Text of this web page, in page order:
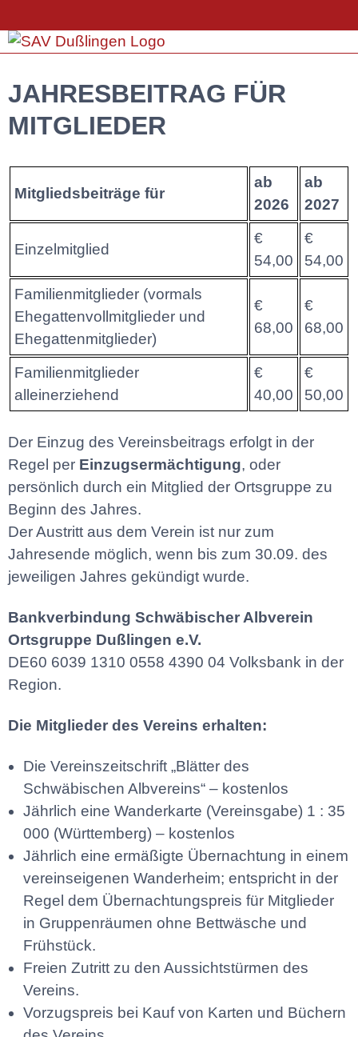
JAHRESBEITRAG FÜR
MITGLIEDER
Mitgliedsbeiträge für
ab
2026
ab
2027
Einzelmitglied
€
54,00
€
54,00
Familienmitglieder (vormals
Ehegattenvollmitglieder und
Ehegattenmitglieder)
€
68,00
€
68,00
Familienmitglieder
alleinerziehend
€
40,00
€
50,00
Der Einzug des Vereinsbeitrags erfolgt in der
Regel per Einzugsermächtigung, oder
persönlich durch ein Mitglied der Ortsgruppe zu
Beginn des Jahres.
Der Austritt aus dem Verein ist nur zum
Jahresende möglich, wenn bis zum 30.09. des
jeweiligen Jahres gekündigt wurde.
Bankverbindung Schwäbischer Albverein
Ortsgruppe Dußlingen e.V.
DE60 6039 1310 0558 4390 04 Volksbank in der
Region.
Die Mitglieder des Vereins erhalten:
Die Vereinszeitschrift „Blätter des
Schwäbischen Albvereins“ – kostenlos
Jährlich eine Wanderkarte (Vereinsgabe) 1 : 35
000 (Württemberg) – kostenlos
Jährlich eine ermäßigte Übernachtung in einem
vereinseigenen Wanderheim; entspricht in der
Regel dem Übernachtungspreis für Mitglieder
in Gruppenräumen ohne Bettwäsche und
Frühstück.
Freien Zutritt zu den Aussichtstürmen des
Vereins.
Vorzugspreis bei Kauf von Karten und Büchern